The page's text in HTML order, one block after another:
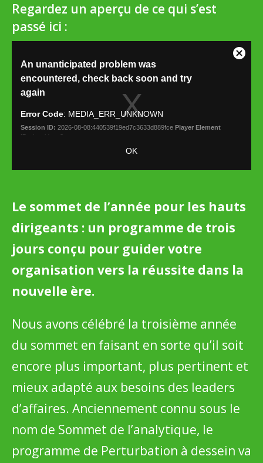
Regardez un aperçu de ce qui s’est
passé ici :
Le sommet de l’année pour les hauts
dirigeants : un programme de trois
jours conçu pour guider votre
organisation vers la réussite dans la
nouvelle ère.
Nous avons célébré la troisième année
du sommet en faisant en sorte qu’il soit
encore plus important, plus pertinent et
mieux adapté aux besoins des leaders
d’affaires. Anciennement connu sous le
nom de Sommet de l’analytique, le
programme de Perturbation à dessein va